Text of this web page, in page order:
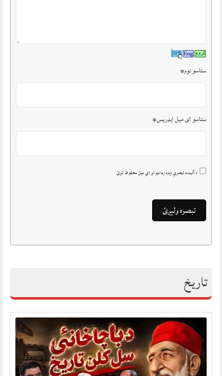
ستاسو نوم*
ستاسو ای میل ایډریس*
د آئينده تبصرې دپاره زما نوم او اي ميل محفوظ کړئ
تاريخ